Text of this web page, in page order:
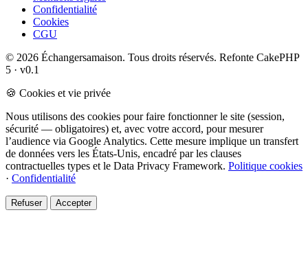
Confidentialité
Cookies
CGU
© 2026 Échangersamaison. Tous droits réservés. Refonte CakePHP
5 · v0.1
🍪 Cookies et vie privée
Nous utilisons des cookies pour faire fonctionner le site (session,
sécurité — obligatoires) et, avec votre accord, pour mesurer
l’audience via Google Analytics. Cette mesure implique un transfert
de données vers les États-Unis, encadré par les clauses
contractuelles types et le Data Privacy Framework. Politique cookies
· Confidentialité
Refuser Accepter